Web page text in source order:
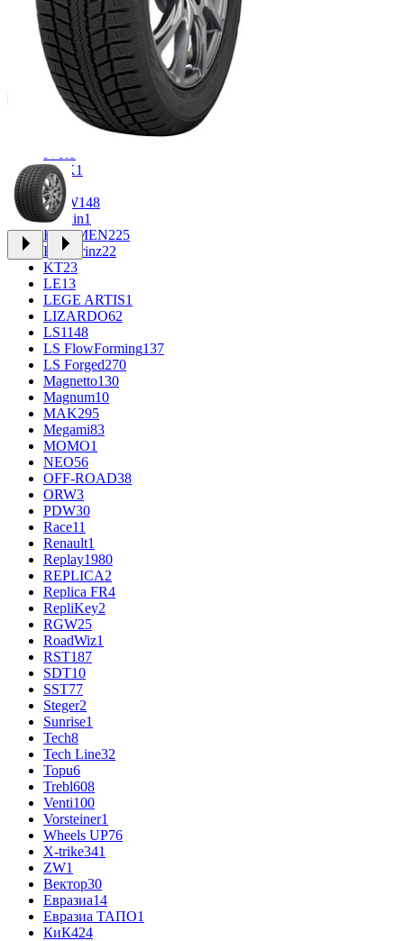
CROSS_STREET 30
Eurodisk
FF34
GR71
Grizzly3
iFree1008
iFree Original53
1
INFORGED1
K&K1
K72
KDW148
Keskin1
KHOMEN225
Kronprinz22
KT23
LE13
LEGE ARTIS1
LIZARDO62
LS1148
LS FlowForming137
LS Forged270
Magnetto130
Magnum10
MAK295
Megami83
MOMO1
NEO56
OFF-ROAD38
ORW3
PDW30
Race11
Renault1
Replay1980
REPLICA2
Replica FR4
RepliKey2
RGW25
RoadWiz1
RST187
SDT10
SST77
Steger2
Sunrise1
Tech8
Tech Line32
Topu6
Trebl608
Venti100
Vorsteiner1
Wheels UP76
X-trike341
ZW1
Вектор30
Евразиа14
Евразиа ТАПО1
КиК424